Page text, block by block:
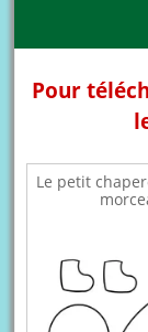
Pour
Le petit